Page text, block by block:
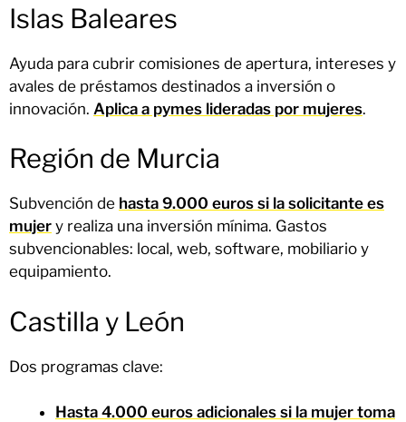
Islas Baleares
Ayuda para cubrir comisiones de apertura, intereses y
avales de préstamos destinados a inversión o
innovación. Aplica a pymes lideradas por mujeres.
Región de Murcia
Subvención de hasta 9.000 euros si la solicitante es
mujer y realiza una inversión mínima. Gastos
subvencionables: local, web, software, mobiliario y
equipamiento.
Castilla y León
Dos programas clave:
Hasta 4.000 euros adicionales si la mujer toma